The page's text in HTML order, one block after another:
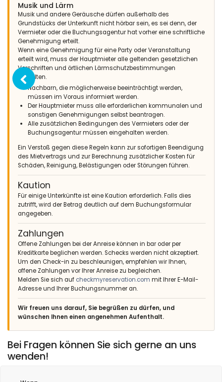
Musik und Lärm
Musik und andere Geräusche dürfen außerhalb des
Grundstücks der Unterkunft nicht hörbar sein, es sei denn, der
Vermieter oder die Buchungsagentur hat vorher eine schriftliche
Genehmigung erteilt.
Wenn eine Genehmigung für eine Party oder Veranstaltung
erteilt wird, muss der Hauptmieter alle geltenden gesetzlichen
Vorschriften und örtlichen Lärmschutzbestimmungen
einhalten.
Nachbarn, die möglicherweise beeinträchtigt werden,
müssen im Voraus informiert werden.
Der Hauptmieter muss alle erforderlichen kommunalen und
sonstigen Genehmigungen selbst beantragen.
Alle zusätzlichen Bedingungen des Vermieters oder der
Buchungsagentur müssen eingehalten werden.
Ein Verstoß gegen diese Regeln kann zur sofortigen Beendigung
des Mietvertrags und zur Berechnung zusätzlicher Kosten für
Schäden, Reinigung, Belästigungen oder Störungen führen.
Kaution
Für einige Unterkünfte ist eine Kaution erforderlich. Falls dies
zutrifft, wird der Betrag deutlich auf dem Buchungsformular
angegeben.
Zahlungen
Offene Zahlungen bei der Anreise können in bar oder per
Kreditkarte beglichen werden. Schecks werden nicht akzeptiert.
Um den Check-in zu beschleunigen, empfehlen wir Ihnen,
offene Zahlungen vor Ihrer Anreise zu begleichen.
Melden Sie sich auf checkmyreservation.com mit Ihrer E-Mail-
Adresse und Ihrer Buchungsnummer an.
Wir freuen uns darauf, Sie begrüßen zu dürfen, und
wünschen Ihnen einen angenehmen Aufenthalt.
Bei Fragen können Sie sich gerne an uns
wenden!